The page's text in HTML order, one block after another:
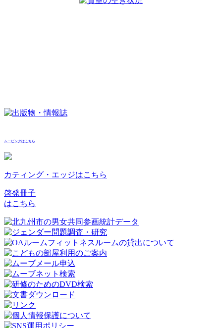
ムービングはこちら
カティング・エッジはこちら
啓発冊子
はこちら